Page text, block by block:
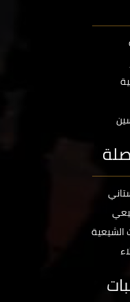
الشيعية